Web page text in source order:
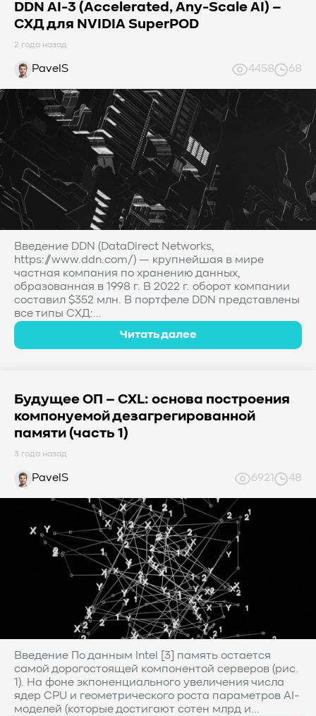
DDN AI-3 (Accelerated, Any-Scale AI) –
СХД для NVIDIA SuperPOD
2 года назад
PavelS 4458 68
Введение DDN (DataDirect Networks,
https://www.ddn.com/) — крупнейшая в мире
частная компания по хранению данных,
образованная в 1998 г. В 2022 г. оборот компании
составил $352 млн. В портфеле DDN представлены
все типы СХД:...
Читать далее
Будущее ОП – CXL: основа построения
компонуемой дезагрегированной
памяти (часть 1)
3 года назад
PavelS 6921 48
Введение По данным Intel [3] память остается
самой дорогостоящей компонентой серверов (рис.
1). На фоне экпоненциального увеличения числа
ядер CPU и геометрического роста параметров AI-
моделей (которые достигают сотен млрд и...